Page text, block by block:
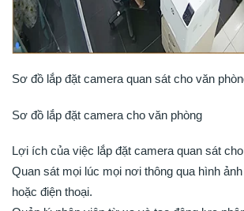
Sơ đồ lắp đặt camera quan sát cho văn
Sơ đồ lắp đặt camera cho văn phòng
Lợi ích của việc lắp đặt camera quan sát
Quan sát mọi lúc mọi nơi thông qua hình
hoặc điện thoại.